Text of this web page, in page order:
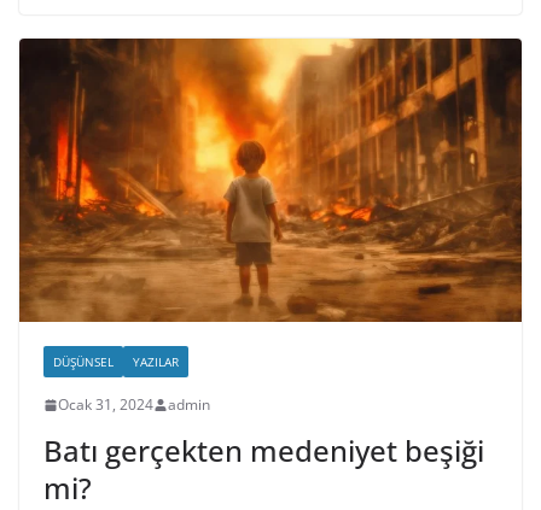
DÜŞÜNSEL YAZILAR
Ocak 31, 2024 admin
Batı gerçekten medeniyet beşiği
mi?